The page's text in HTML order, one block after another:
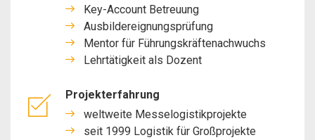
Key-Account Betreuung
Ausbildereignungsprüfung
Mentor für Führungskräftenachwuchs
Lehrtätigkeit als Dozent
Projekterfahrung
weltweite Messelogistikprojekte
seit 1999 Logistik für Großprojekte